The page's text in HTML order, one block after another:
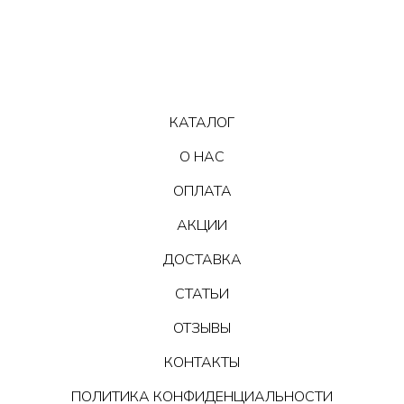
КАТАЛОГ
О НАС
ОПЛАТА
АКЦИИ
ДОСТАВКА
СТАТЬИ
ОТЗЫВЫ
КОНТАКТЫ
ПОЛИТИКА КОНФИДЕНЦИАЛЬНОСТИ